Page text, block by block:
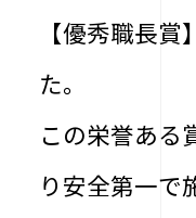
【優秀職長
た。
この栄誉ある
り安全第一で